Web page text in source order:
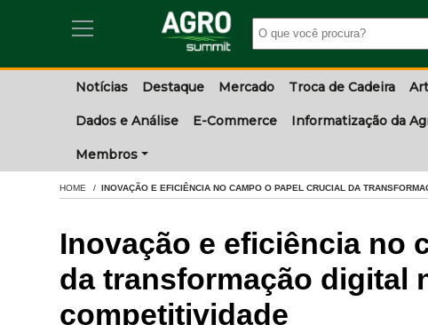
Notícias Destaque Mercado Troca de Cadeira
Dados e Análise E-Commerce Informatização da
Membros
HOME INOVAÇÃO E EFICIÊNCIA NO CAMPO O PAPEL CRUCIAL DA
Inovação e eficiência no
da transformação digital
competitividade